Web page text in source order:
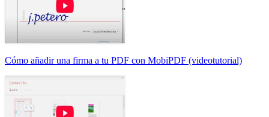
Cómo añadir una firma a tu PDF con MobiPDF (videotutorial)